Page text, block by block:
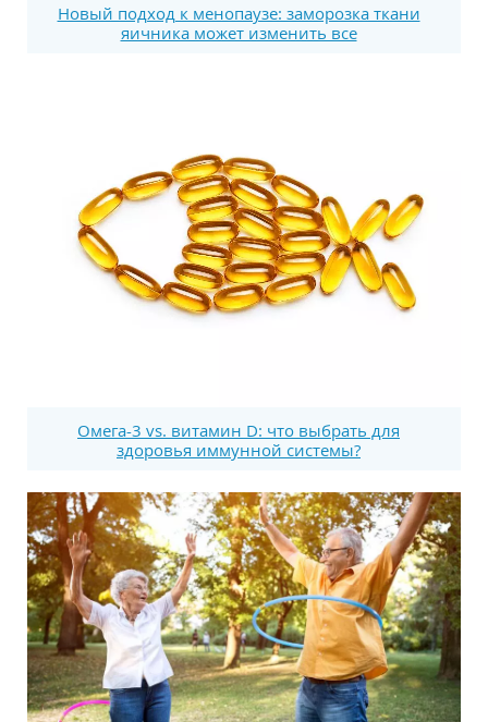
Новый подход к менопаузе: заморозка ткани
яичника может изменить все
Омега-3 vs. витамин D: что выбрать для
здоровья иммунной системы?